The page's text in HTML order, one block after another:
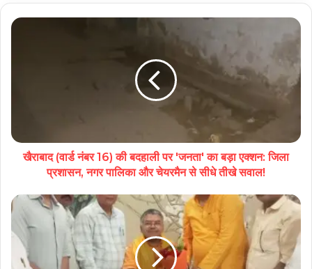
खैराबाद (वार्ड नंबर 16) की बदहाली पर 'जनता' का बड़ा एक्शन: जिला
प्रशासन, नगर पालिका और चेयरमैन से सीधे तीखे सवाल!